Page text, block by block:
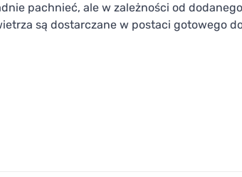
pachnieć, ale w zależności od
są dostarczane w postaci gotowego
eukaliptus, który korzystnie wpływa
a zapach zawdzięczają wyłącznie